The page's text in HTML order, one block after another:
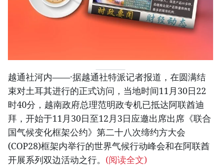
越通社河内——·据越通社特派记者报道，在圆满结
束对土耳其进行的正式访问，当地时间11月30日22
时40分，越南政府总理范明政专机已抵达阿联酋迪
拜，开始于11月30日至12月3日应邀出席出席《联合
国气候变化框架公约》第二十八次缔约方大会
(COP28)框架内举行的世界气候行动峰会和在阿联酋
开展系列双边活动之行。 (阅读全文)